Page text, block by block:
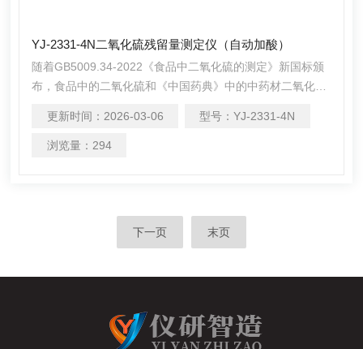
YJ-2331-4N二氧化硫残留量测定仪（自动加酸）
随着GB5009.34-2022《食品中二氧化硫的测定》新国标颁
布，食品中的二氧化硫和《中国药典》中的中药材二氧化硫
仪（自动加酸）在严格遵循国标要求的基础上， 整合加热，
蒸馏，氮吹，加酸，搅拌以及滴定等功能为一体，还可同时
更新时间： 2026-03-06 型号：YJ-2331-4N
浏览量： 294
下一页 末页